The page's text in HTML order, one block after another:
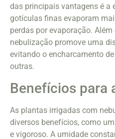
das principais vantagens é a
gotículas finas evaporam
perdas por evaporação.
nebulização promove uma
evitando o encharcamento
outras.
Benefícios para
As plantas irrigadas com
diversos benefícios, como
e vigoroso. A umidade